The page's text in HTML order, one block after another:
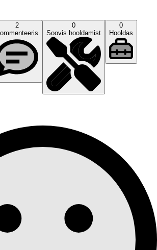
2
0
Soovis hooldamist
0
Hooldas